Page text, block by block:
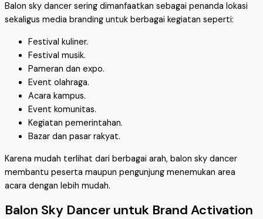
Balon sky dancer sering dimanfaatkan sebagai penanda lokasi
sekaligus media branding untuk berbagai kegiatan seperti:
Festival kuliner.
Festival musik.
Pameran dan expo.
Event olahraga.
Acara kampus.
Event komunitas.
Kegiatan pemerintahan.
Bazar dan pasar rakyat.
Karena mudah terlihat dari berbagai arah, balon sky dancer
membantu peserta maupun pengunjung menemukan area
acara dengan lebih mudah.
Balon Sky Dancer untuk Brand Activation